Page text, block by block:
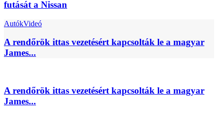
futását a Nissan
AutókVideó
A rendőrök ittas vezetésért kapcsolták le a magyar
James...
A rendőrök ittas vezetésért kapcsolták le a magyar
James...